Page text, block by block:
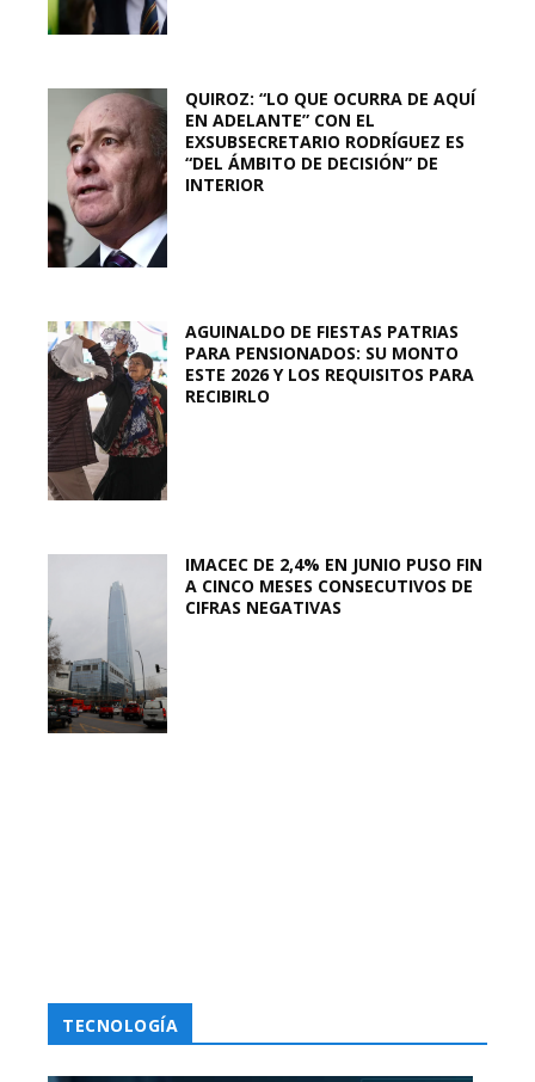
QUIROZ: “LO QUE OCURRA DE AQUÍ
EN ADELANTE” CON EL
EXSUBSECRETARIO RODRÍGUEZ ES
“DEL ÁMBITO DE DECISIÓN” DE
INTERIOR
AGUINALDO DE FIESTAS PATRIAS
PARA PENSIONADOS: SU MONTO
ESTE 2026 Y LOS REQUISITOS PARA
RECIBIRLO
IMACEC DE 2,4% EN JUNIO PUSO FIN
A CINCO MESES CONSECUTIVOS DE
CIFRAS NEGATIVAS
TECNOLOGÍA